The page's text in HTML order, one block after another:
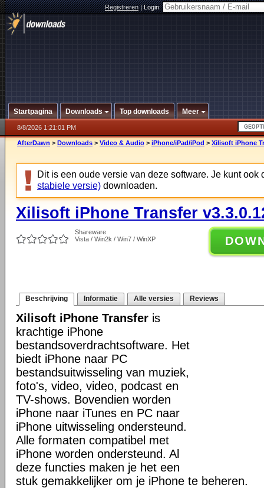
Registreren|Login:
Startpagina Downloads Top downloads Meer
8/8/2026 1:21:01 PM
AfterDawn > Downloads > Video & Audio > iPhone/iPad/iPod > Xilisoft iPhone
Dit is een oude versie van deze software. Je kunt ook
stabiele versie) downloaden.
Xilisoft iPhone Transfer
Shareware
Vista / Win2k / Win7 / WinXP
Beschrijving Informatie Alle versies Reviews
Xilisoft iPhone Transfer is
krachtige iPhone
bestandsoverdrachtsoftware. Het
biedt iPhone naar PC
bestandsuitwisseling van muziek,
foto's, video, video, podcast en
TV-shows. Bovendien worden
iPhone naar iTunes en PC naar
iPhone uitwisseling ondersteund.
Alle formaten compatibel met
iPhone worden ondersteund. Al
deze functies maken je het een
stuk gemakkelijker om je iPhone te beheren.